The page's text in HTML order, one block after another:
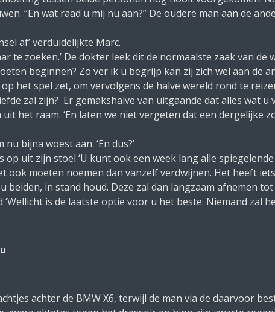
“En wat raad u mij nu aan?” De oudere man aan de
af’ verduidelijkte Marc.
te zoeken.’ De dokter leek dit de normaalste zaak van
beginnen? Zo ver ik u begrijp kan zij zich wel aan de
het spel zet, om vervolgens de halve wereld rond te
zal zijn? Er gemakshalve van uitgaande dat alles wat u
het raam. ‘En laten we niet vergeten dat een dergelijke
bijna woest aan. ‘En dus?’
op uit zijn stoel ‘U kunt ook een week lang alle
ook moeten noemen dan vanzelf verdwijnen. Het heeft
beiden, in stand houd. Deze zal dan langzaam afnemen
is de laatste optie voor u het beste. Niemand zal
achter de BMW X6, terwijl de man via de daarvoor